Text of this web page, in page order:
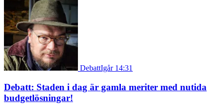
DebattIgår 14:31
Debatt: Staden i dag är gamla meriter med nutida
budgetlösningar!